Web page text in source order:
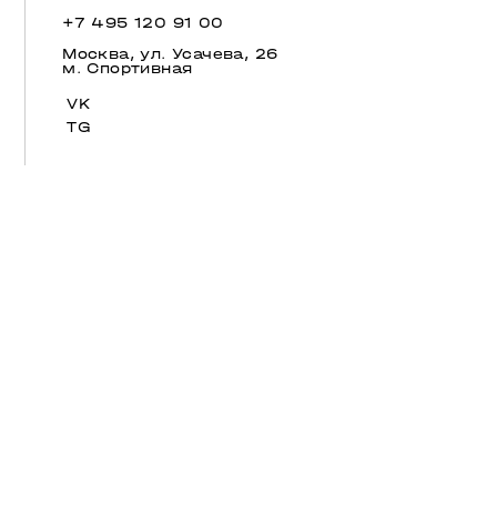
+7 495 120 91 00
Москва, ул. Усачева, 26
м. Спортивная
VK
TG